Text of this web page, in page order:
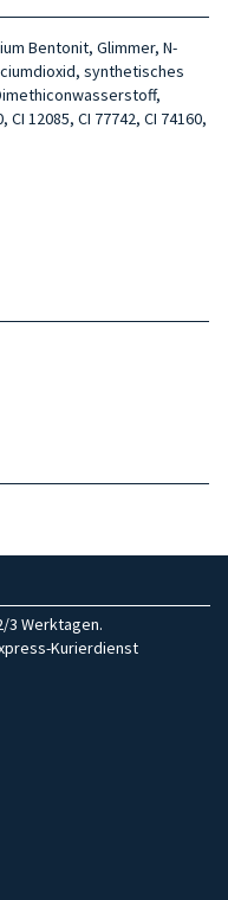
Bentonit, Glimmer, N-
synthetisches
12085, CI 77742, CI 74160,
3 Werktagen.
Kurierdienst